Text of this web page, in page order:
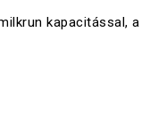
kapacitással, a